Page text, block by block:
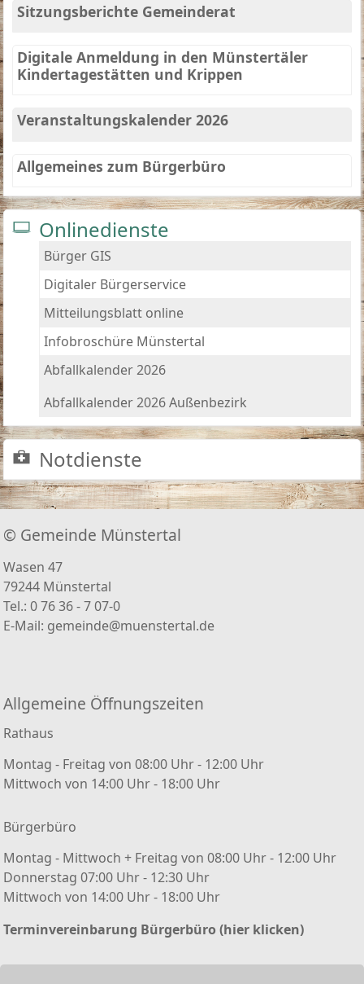
Sitzungsberichte Gemeinderat
Digitale Anmeldung in den Münstertäler
Kindertagestätten und Krippen
Veranstaltungskalender 2026
Allgemeines zum Bürgerbüro
Onlinedienste
Bürger GIS
Digitaler Bürgerservice
Mitteilungsblatt online
Infobroschüre Münstertal
Abfallkalender 2026
Abfallkalender 2026 Außenbezirk
Notdienste
© Gemeinde Münstertal
Wasen 47
79244 Münstertal
Tel.: 0 76 36 - 7 07-0
E-Mail: gemeinde@muenstertal.de
Allgemeine Öffnungszeiten
Rathaus
Montag - Freitag von 08:00 Uhr - 12:00 Uhr
Mittwoch von 14:00 Uhr - 18:00 Uhr
Bürgerbüro
Montag - Mittwoch + Freitag von 08:00 Uhr - 12:00 Uhr
Donnerstag 07:00 Uhr - 12:30 Uhr
Mittwoch von 14:00 Uhr - 18:00 Uhr
Terminvereinbarung Bürgerbüro (hier klicken)